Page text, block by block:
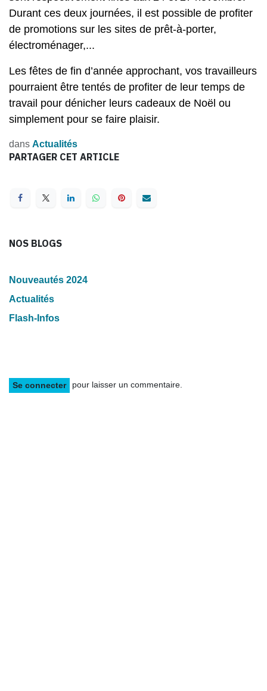
Durant ces deux journées, il est possible de profiter
de promotions sur les sites de prêt-à-porter,
électroménager,...
Les fêtes de fin d’année approchant, vos travailleurs
pourraient être tentés de profiter de leur temps de
travail pour dénicher leurs cadeaux de Noël ou
simplement pour se faire plaisir.
dans Actualités
PARTAGER CET ARTICLE
NOS BLOGS
Nouveautés 2024
Actualités
Flash-Infos
Se connecter pour laisser un commentaire.